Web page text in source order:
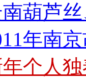
葫芦
年南
个人